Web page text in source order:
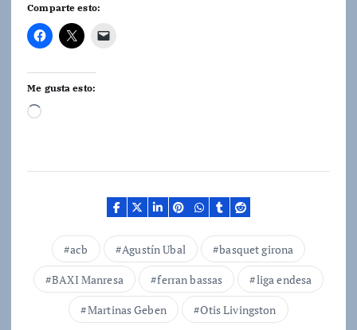
Comparte esto:
Me gusta esto:
C
g
o
acb Agustín Ubal
basquet girona
BAXI Manresa
ferran bassas
liga endesa
Martinas Geben
Otis Livingston